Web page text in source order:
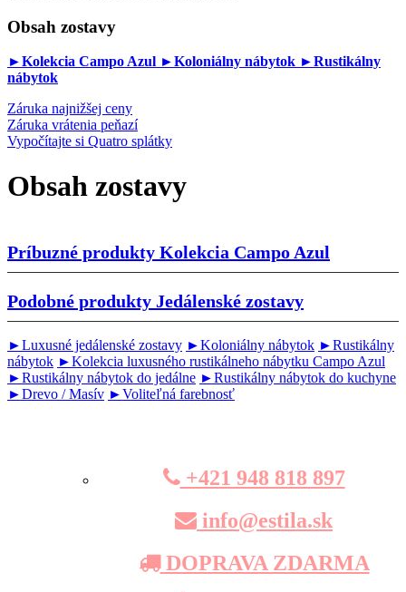
Obsah zostavy
►Kolekcia Campo Azul ►Koloniálny nábytok ►Rustikálny
nábytok
Záruka najnižšej ceny
Záruka vrátenia peňazí
Vypočítajte si Quatro splátky
Obsah zostavy
Príbuzné produkty Kolekcia Campo Azul
Podobné produkty Jedálenské zostavy
►Luxusné jedálenské zostavy ►Koloniálny nábytok ►Rustikálny
nábytok ►Kolekcia luxusného rustikálneho nábytku Campo Azul
►Rustikálny nábytok do jedálne ►Rustikálny nábytok do kuchyne
►Drevo / Masív ►Voliteľná farebnosť
+421 948 818 897
info@estila.sk
DOPRAVA ZDARMA